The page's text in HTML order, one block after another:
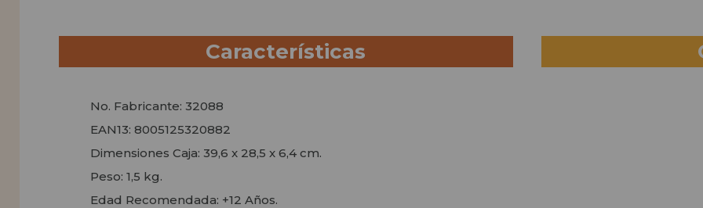
Características
No. Fabricante: 32088
EAN13: 8005125320882
Dimensiones Caja: 39,6 x 28,5 x 6,4 cm.
Peso: 1,5 kg.
Edad Recomendada: +12 Años.